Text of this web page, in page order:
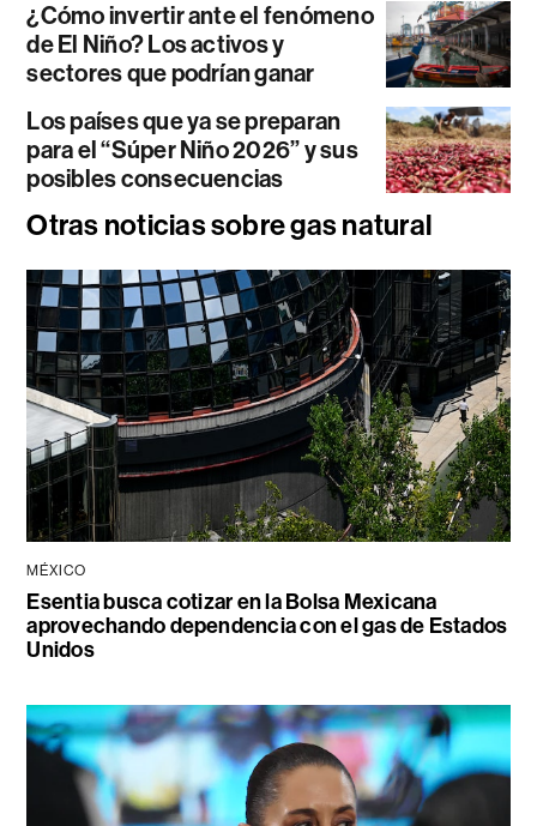
¿Cómo invertir ante el fenómeno
de El Niño? Los activos y
sectores que podrían ganar
Los países que ya se preparan
para el “Súper Niño 2026” y sus
posibles consecuencias
Otras noticias sobre gas natural
MÉXICO
Esentia busca cotizar en la Bolsa Mexicana
aprovechando dependencia con el gas de Estados
Unidos